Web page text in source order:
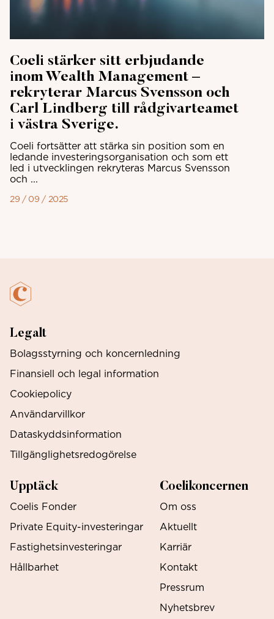
Coeli stärker sitt erbjudande
inom Wealth Management –
rekryterar Marcus Svensson och
Carl Lindberg till rådgivarteamet
i västra Sverige.
Coeli fortsätter att stärka sin position som en
ledande investeringsorganisation och som ett
led i utvecklingen rekryteras Marcus Svensson
och ...
29 / 09 / 2025
Legalt
Bolagsstyrning och koncernledning
Finansiell och legal information
Cookiepolicy
Användarvillkor
Dataskyddsinformation
Tillgänglighetsredogörelse
Upptäck
Coelis Fonder
Private Equity-investeringar
Fastighetsinvesteringar
Hållbarhet
Coelikoncernen
Om oss
Aktuellt
Karriär
Kontakt
Pressrum
Nyhetsbrev